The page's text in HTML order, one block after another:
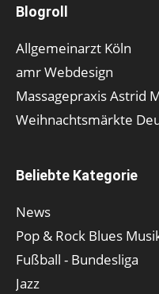
Blogroll
Allgemeinarzt Köln
amr Webdesign
Massagepraxis Astrid
Weihnachtsmärkte
Beliebte Kategorie
News
Pop & Rock Blues
Fußball - Bundesliga
Jazz